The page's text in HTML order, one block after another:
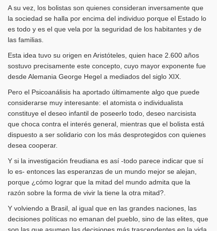
A su vez, los bolistas son quienes consideran inversamente que
la sociedad se halla por encima del individuo porque el Estado lo
es todo y es el que vela por la seguridad de los habitantes y de
las familias.
Esta idea tuvo su origen en Aristóteles, quien hace 2.600 años
sostuvo precisamente este concepto, cuyo mayor exponente fue
desde Alemania George Hegel a mediados del siglo XIX.
Pero el Psicoanálisis ha aportado últimamente algo que puede
considerarse muy interesante: el atomista o individualista
constituye el deseo infantil de poseerlo todo, deseo narcisista
que choca contra el interés general, mientras que el bolista está
dispuesto a ser solidario con los más desprotegidos con quienes
desea cooperar.
Y si la investigación freudiana es así -todo parece indicar que sí
lo es- entonces las esperanzas de un mundo mejor se alejan,
porque ¿cómo lograr que la mitad del mundo admita que la
razón sobre la forma de vivir la tiene la otra mitad?.
Y volviendo a Brasil, al igual que en las grandes naciones, las
decisiones políticas no emanan del pueblo, sino de las elites, que